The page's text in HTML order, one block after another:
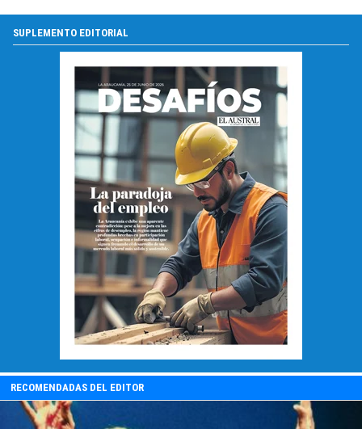
SUPLEMENTO EDITORIAL
RECOMENDADAS DEL EDITOR